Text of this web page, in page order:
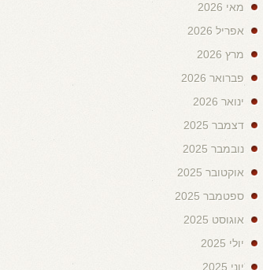
מאי 2026
אפריל 2026
מרץ 2026
פברואר 2026
ינואר 2026
דצמבר 2025
נובמבר 2025
אוקטובר 2025
ספטמבר 2025
אוגוסט 2025
יולי 2025
יוני 2025